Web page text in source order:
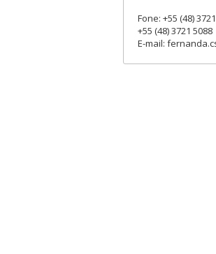
Fone: +55 (48)
+55 (48) 3721 5088
E-mail: